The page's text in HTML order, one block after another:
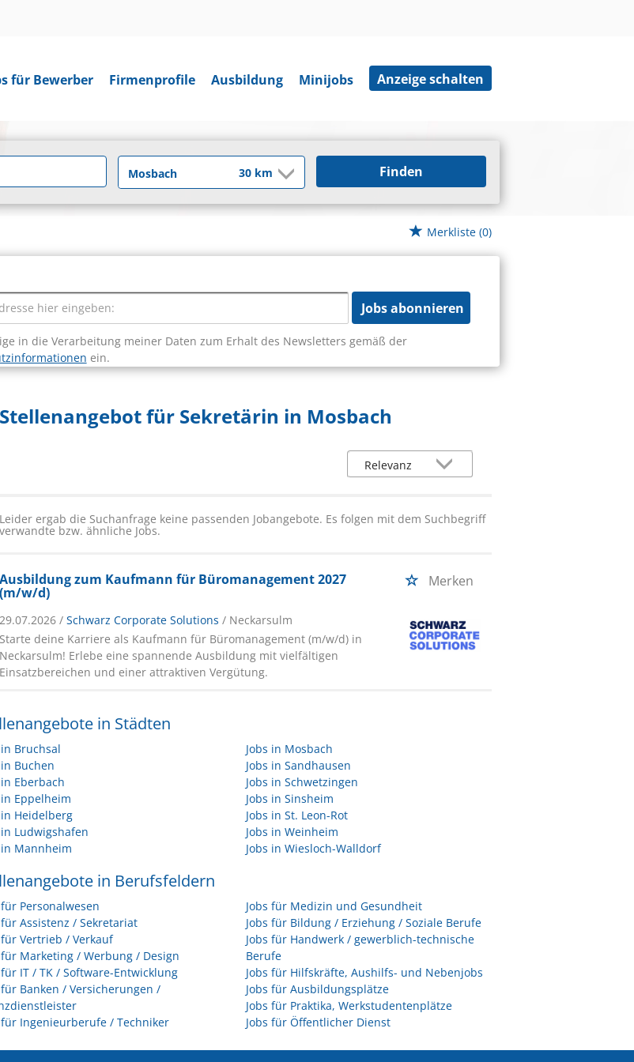
für Bewerber Firmenprofile Ausbildung Minijobs Anzeige schalten
Finden
Merkliste (0)
Jobs abonnieren
in die Verarbeitung meiner Daten zum Erhalt des Newsletters gemäß der
ein.
für Sekretärin in Mosbach
Leider ergab die Suchanfrage keine passenden Jobangebote. Es folgen mit dem Suchbegriff
verwandte bzw. ähnliche Jobs.
Ausbildung zum Kaufmann für Büromanagement 2027
(m/w/d)
Merken
29.07.2026 /Schwarz Corporate Solutions / Neckarsulm
Starte deine Karriere als Kaufmann für Büromanagement (m/w/d) in
Neckarsulm! Erlebe eine spannende Ausbildung mit vielfältigen
Einsatzbereichen und einer attraktiven Vergütung.
in Städten
in Bruchsal
in Buchen
in Eberbach
in Eppelheim
in Heidelberg
in Ludwigshafen
in Mannheim
Jobs in Mosbach
Jobs in Sandhausen
Jobs in Schwetzingen
Jobs in Sinsheim
Jobs in St. Leon-Rot
Jobs in Weinheim
Jobs in Wiesloch-Walldorf
in Berufsfeldern
für Personalwesen
für Assistenz / Sekretariat
für Vertrieb / Verkauf
für Marketing / Werbung / Design
für IT / TK / Software-Entwicklung
für Banken / Versicherungen /
für Ingenieurberufe / Techniker
Jobs für Medizin und Gesundheit
Jobs für Bildung / Erziehung / Soziale Berufe
Jobs für Handwerk / gewerblich-technische
Berufe
Jobs für Hilfskräfte, Aushilfs- und Nebenjobs
Jobs für Ausbildungsplätze
Jobs für Praktika, Werkstudentenplätze
Jobs für Öffentlicher Dienst